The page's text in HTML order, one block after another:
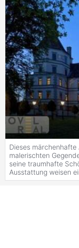
Dieses
malerischten
seine traumhafte
Ausstattung weisen